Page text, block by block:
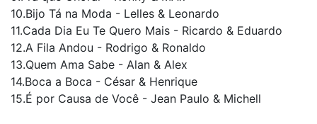
10.Bijo Tá na Moda - Lelles & Leonardo
11.Cada Dia Eu Te Quero Mais - Ricardo & Eduardo
12.A Fila Andou - Rodrigo & Ronaldo
13.Quem Ama Sabe - Alan & Alex
14.Boca a Boca - César & Henrique
15.É por Causa de Você - Jean Paulo & Michell